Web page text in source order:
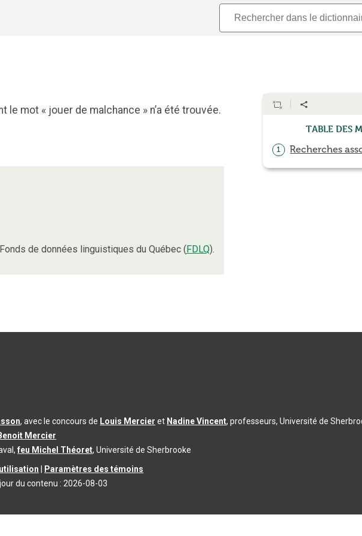
mot « jouer de malchance » n’a été trouvée.
de données linguistiques du Québec (FDLQ).
Table des
1 Recherches
, avec le concours de Louis Mercier et Nadine Vincent, professeurs, Université de
Mercier
feu Michel Théoret, Université de Sherbrooke
Paramètres des témoins
du contenu : 2026-08-03